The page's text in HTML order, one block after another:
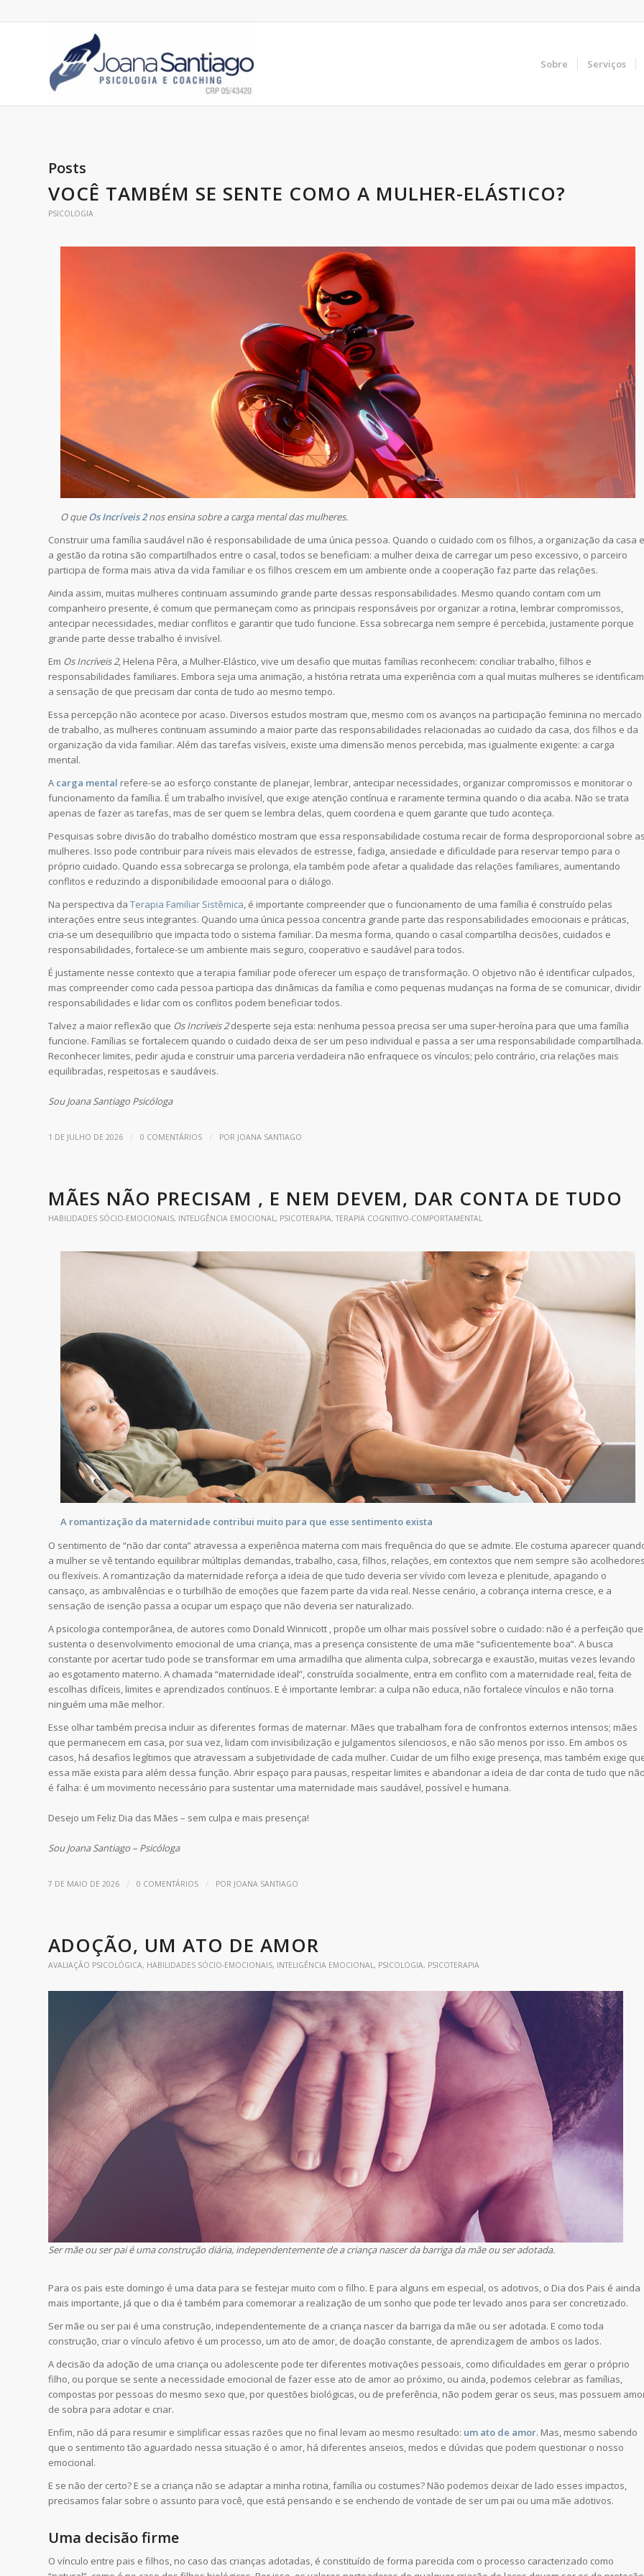
Sobre Serviços
Posts
VOCÊ TAMBÉM SE SENTE COMO A MULHER-ELÁSTICO?
PSICOLOGIA
O queOs Incríveis 2nos ensina sobre a carga mental das mulheres.
Construir uma família saudável não é responsabilidade de uma única pessoa. Quando o cuidado com os filhos, a organização da casa e
a gestão da rotina são compartilhados entre o casal, todos se beneficiam: a mulher deixa de carregar um peso excessivo, o parceiro
participa de forma mais ativa da vida familiar e os filhos crescem em um ambiente onde a cooperação faz parte das relações.
Ainda assim, muitas mulheres continuam assumindo grande parte dessas responsabilidades. Mesmo quando contam com um
companheiro presente, é comum que permaneçam como as principais responsáveis por organizar a rotina, lembrar compromissos,
antecipar necessidades, mediar conflitos e garantir que tudo funcione. Essa sobrecarga nem sempre é percebida, justamente porque
grande parte desse trabalho é invisível.
Em Os Incríveis 2, Helena Pêra, a Mulher-Elástico, vive um desafio que muitas famílias reconhecem: conciliar trabalho, filhos e
responsabilidades familiares. Embora seja uma animação, a história retrata uma experiência com a qual muitas mulheres se
a sensação de que precisam dar conta de tudo ao mesmo tempo.
Essa percepção não acontece por acaso. Diversos estudos mostram que, mesmo com os avanços na participação feminina no mercado
de trabalho, as mulheres continuam assumindo a maior parte das responsabilidades relacionadas ao cuidado da casa, dos filhos e da
organização da vida familiar. Além das tarefas visíveis, existe uma dimensão menos percebida, mas igualmente exigente: a carga
mental.
A carga mental refere-se ao esforço constante de planejar, lembrar, antecipar necessidades, organizar compromissos e monitorar o
funcionamento da família. É um trabalho invisível, que exige atenção contínua e raramente termina quando o dia acaba. Não se trata
apenas de fazer as tarefas, mas de ser quem se lembra delas, quem coordena e quem garante que tudo aconteça.
Pesquisas sobre divisão do trabalho doméstico mostram que essa responsabilidade costuma recair de forma desproporcional sobre
mulheres. Isso pode contribuir para níveis mais elevados de estresse, fadiga, ansiedade e dificuldade para reservar tempo para o
próprio cuidado. Quando essa sobrecarga se prolonga, ela também pode afetar a qualidade das relações familiares, aumentando
conflitos e reduzindo a disponibilidade emocional para o diálogo.
Na perspectiva da Terapia Familiar Sistêmica, é importante compreender que o funcionamento de uma família é construído pelas
interações entre seus integrantes. Quando uma única pessoa concentra grande parte das responsabilidades emocionais e práticas,
cria-se um desequilíbrio que impacta todo o sistema familiar. Da mesma forma, quando o casal compartilha decisões, cuidados e
responsabilidades, fortalece-se um ambiente mais seguro, cooperativo e saudável para todos.
É justamente nesse contexto que a terapia familiar pode oferecer um espaço de transformação. O objetivo não é identificar culpados,
mas compreender como cada pessoa participa das dinâmicas da família e como pequenas mudanças na forma de se comunicar, dividir
responsabilidades e lidar com os conflitos podem beneficiar todos.
Talvez a maior reflexão que Os Incríveis 2desperte seja esta: nenhuma pessoa precisa ser uma super-heroína para que uma família
funcione. Famílias se fortalecem quando o cuidado deixa de ser um peso individual e passa a ser uma responsabilidade compartilhada.
Reconhecer limites, pedir ajuda e construir uma parceria verdadeira não enfraquece os vínculos; pelo contrário, cria relações mais
equilibradas, respeitosas e saudáveis.
Sou Joana Santiago Psicóloga
1 DE JULHO DE 2026 / 0 COMENTÁRIOS / POR JOANA SANTIAGO
MÃES NÃO PRECISAM , E NEM DEVEM, DAR CONTA DE TUDO
HABILIDADES SÓCIO-EMOCIONAIS, INTELIGÊNCIA EMOCIONAL, PSICOTERAPIA, TERAPIA COGNITIVO-COMPORTAMENTAL
A romantização da maternidade contribui muito para que esse sentimento exista
O sentimento de “não dar conta” atravessa a experiência materna com mais frequência do que se admite. Ele costuma aparecer
a mulher se vê tentando equilibrar múltiplas demandas, trabalho, casa, filhos, relações, em contextos que nem sempre são
ou flexíveis. A romantização da maternidade reforça a ideia de que tudo deveria ser vívido com leveza e plenitude, apagando o
cansaço, as ambivalências e o turbilhão de emoções que fazem parte da vida real. Nesse cenário, a cobrança interna cresce, e a
sensação de isenção passa a ocupar um espaço que não deveria ser naturalizado.
A psicologia contemporânea, de autores como Donald Winnicott , propõe um olhar mais possível sobre o cuidado: não é a perfeição que
sustenta o desenvolvimento emocional de uma criança, mas a presença consistente de uma mãe “suficientemente boa”. A busca
constante por acertar tudo pode se transformar em uma armadilha que alimenta culpa, sobrecarga e exaustão, muitas vezes levando
ao esgotamento materno. A chamada “maternidade ideal”, construída socialmente, entra em conflito com a maternidade real, feita de
escolhas difíceis, limites e aprendizados contínuos. E é importante lembrar: a culpa não educa, não fortalece vínculos e não torna
ninguém uma mãe melhor.
Esse olhar também precisa incluir as diferentes formas de maternar. Mães que trabalham fora de confrontos externos intensos; mães
que permanecem em casa, por sua vez, lidam com invisibilização e julgamentos silenciosos, e não são menos por isso. Em ambos os
casos, há desafios legítimos que atravessam a subjetividade de cada mulher. Cuidar de um filho exige presença, mas também exige
essa mãe exista para além dessa função. Abrir espaço para pausas, respeitar limites e abandonar a ideia de dar conta de tudo que
é falha: é um movimento necessário para sustentar uma maternidade mais saudável, possível e humana.
Desejo um Feliz Dia das Mães – sem culpa e mais presença!
Sou Joana Santiago – Psicóloga
7 DE MAIO DE 2026 / 0 COMENTÁRIOS / POR JOANA SANTIAGO
ADOÇÃO, UM ATO DE AMOR
AVALIAÇÃO PSICOLÓGICA, HABILIDADES SÓCIO-EMOCIONAIS, INTELIGÊNCIA EMOCIONAL , PSICOLOGIA, PSICOTERAPIA
Ser mãe ou ser pai é uma construção diária, independentemente de a criança nascer da barriga da mãe ou ser adotada.
Para os pais este domingo é uma data para se festejar muito com o filho. E para alguns em especial, os adotivos, o Dia dos Pais é ainda
mais importante, já que o dia é também para comemorar a realização de um sonho que pode ter levado anos para ser concretizado.
Ser mãe ou ser pai é uma construção, independentemente de a criança nascer da barriga da mãe ou ser adotada. E como toda
construção, criar o vínculo afetivo é um processo, um ato de amor, de doação constante, de aprendizagem de ambos os lados.
A decisão da adoção de uma criança ou adolescente pode ter diferentes motivações pessoais, como dificuldades em gerar o próprio
filho, ou porque se sente a necessidade emocional de fazer esse ato de amor ao próximo, ou ainda, podemos celebrar as famílias,
compostas por pessoas do mesmo sexo que, por questões biológicas, ou de preferência, não podem gerar os seus, mas possuem
de sobra para adotar e criar.
Enfim, não dá para resumir e simplificar essas razões que no final levam ao mesmo resultado: um ato de amor. Mas, mesmo sabendo
que o sentimento tão aguardado nessa situação é o amor, há diferentes anseios, medos e dúvidas que podem questionar o nosso
emocional.
E se não der certo? E se a criança não se adaptar a minha rotina, família ou costumes? Não podemos deixar de lado esses impactos,
precisamos falar sobre o assunto para você, que está pensando e se enchendo de vontade de ser um pai ou uma mãe adotivos.
Uma decisão firme
O vínculo entre pais e filhos, no caso das crianças adotadas, é constituído de forma parecida com o processo caracterizado como